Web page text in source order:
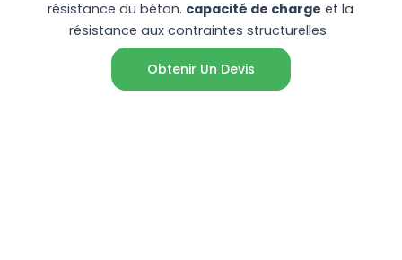
résistance du béton. capacité de charge et la
résistance aux contraintes structurelles.
Obtenir Un Devis